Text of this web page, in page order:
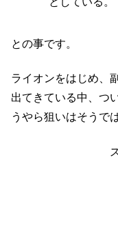
との事です。
ライオンをはじめ、
出てきている中、つ
うやら狙いはそうで